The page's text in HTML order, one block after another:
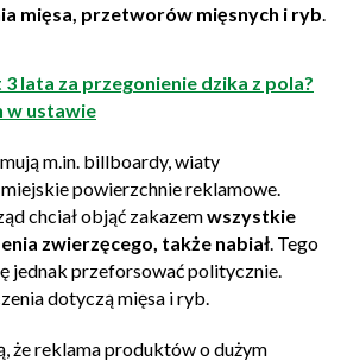
mięsa, przetworów mięsnych i ryb
lata za przegonienie dzika z pola?
w ustawie
m.in. billboardy, wiaty
powierzchnie reklamowe.
chciał objąć zakazemwszystkie
zwierzęcego, także nabiał . Tego
jednak przeforsować politycznie.
dotyczą mięsa i ryb.
że reklama produktów o dużym